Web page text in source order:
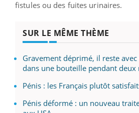
fistules ou des fuites urinaires.
SUR LE MÊME THÈME
Gravement déprimé, il reste
dans une bouteille pendant deux
Pénis : les Français plutôt
Pénis déformé : un nouveau